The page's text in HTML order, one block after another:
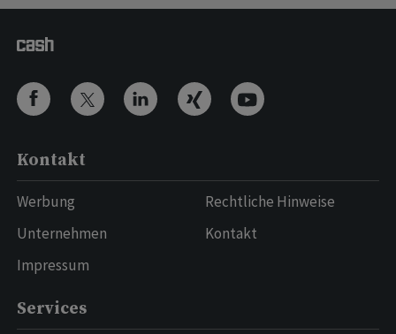
Kontakt
Werbung
Unternehmen
Impressum
Rechtliche Hinweise
Kontakt
Services